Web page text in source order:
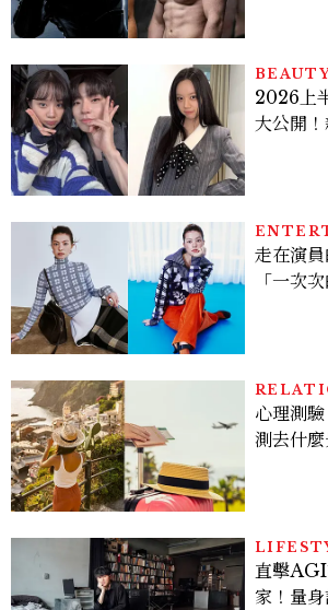
2026上
大公開！
走在演員
「一次
心理測
測去什
直擊AGI
家！量身